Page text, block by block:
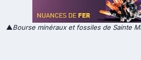
▲Bourse minéraux et fossiles de Sainte